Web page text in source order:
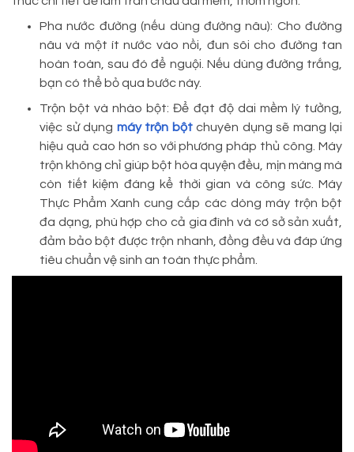
Pha nước đường (nếu dùng đường nâu): Cho đường
nâu và một ít nước vào nồi, đun sôi cho đường tan
hoàn toàn, sau đó để nguội. Nếu dùng đường trắng,
bạn có thể bỏ qua bước này.
Trộn bột và nhào bột: Để đạt độ dai mềm lý tưởng,
việc sử dụng máy trộn bộtchuyên dụng sẽ mang lại
hiệu quả cao hơn so với phương pháp thủ công. Máy
trộn không chỉ giúp bột hòa quyện đều, mịn màng mà
còn tiết kiệm đáng kể thời gian và công sức. Máy
Thực Phẩm Xanh cung cấp các dòng máy trộn bột
đa dạng, phù hợp cho cả gia đình và cơ sở sản xuất,
đảm bảo bột được trộn nhanh, đồng đều và đáp ứng
tiêu chuẩn vệ sinh an toàn thực phẩm.